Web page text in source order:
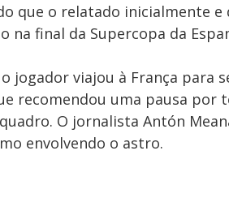
que o relatado inicialmente e
na final da Supercopa da
jogador viajou à França para
recomendou uma pausa por
O jornalista Antón
envolvendo o astro.